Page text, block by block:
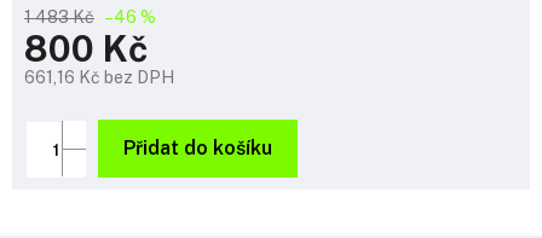
1 483 Kč –46 %
800 Kč
661,16 Kč bez DPH
cena:
Přidat do košíku